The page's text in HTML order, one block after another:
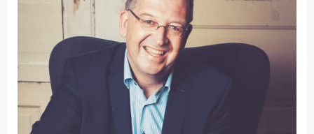
Fakultät Management,
Kultur und Technik
Fakultät Wirtschafts- und
Sozialwissenschaften
Finanzen
Forschung, Kooperation,
Drittmittel